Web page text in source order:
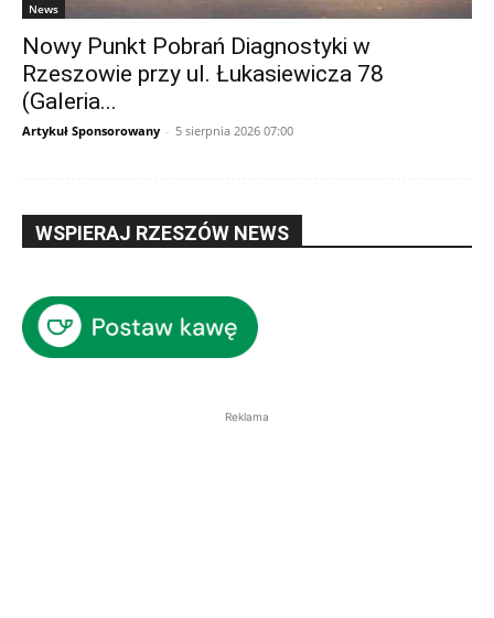
News
Nowy Punkt Pobrań Diagnostyki w
Rzeszowie przy ul. Łukasiewicza 78
(Galeria...
Artykuł Sponsorowany - 5 sierpnia 2026 07:00
WSPIERAJ RZESZÓW NEWS
Reklama